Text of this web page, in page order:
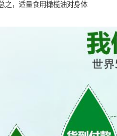
之，适量食用橄榄油对身体